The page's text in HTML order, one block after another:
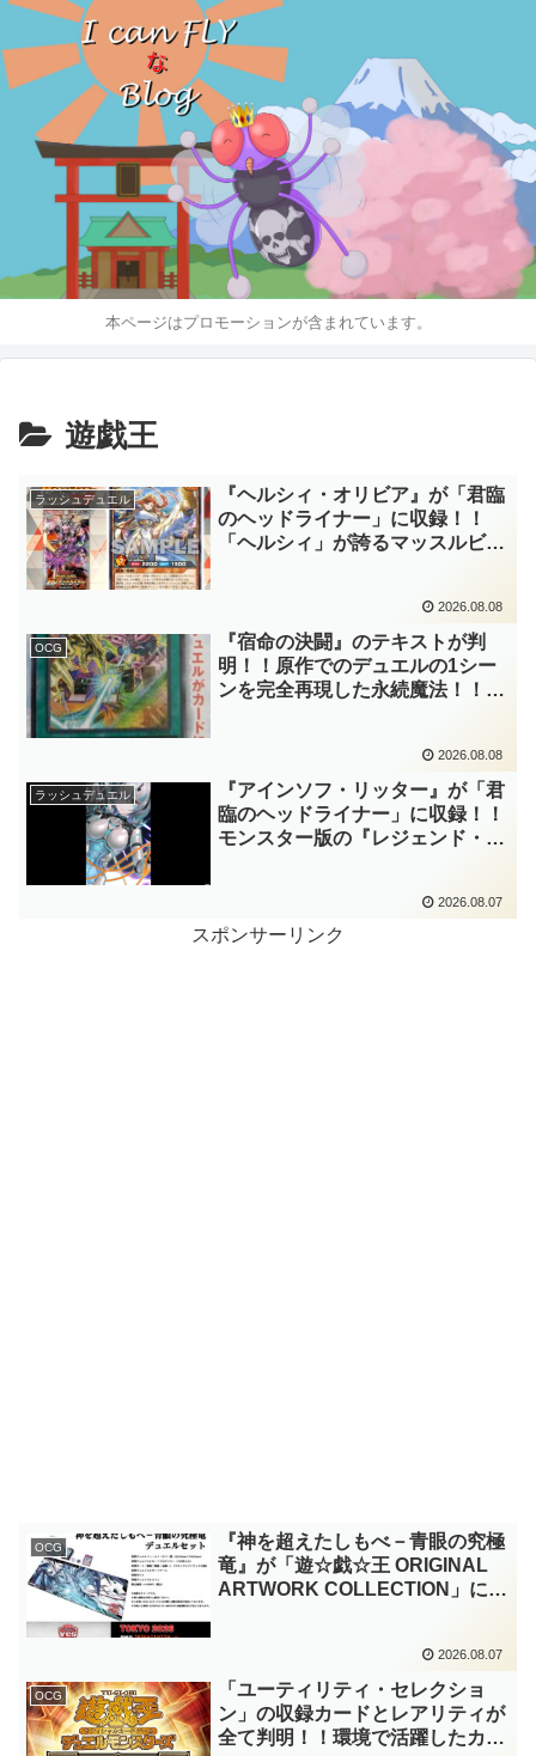
本ページはプロモーションが含まれています。
遊戯王
ラッシュデュエル
『ヘルシィ・オリビア』が「君臨
のヘッドライナー」に収録！！
「ヘルシィ」が誇るマッスルビュ
をサルベージできるサポーターで
したか～。【遊戯王ラッシュデュ
エル】
2026.08.08
OCG
『宿命の決闘』のテキストが判
明！！原作でのデュエルの1シー
ンを完全再現した永続魔法！！発
ね～。「Ｖジャンプ(2026年10月
号)」付属カード。【遊戯王
OCG】
2026.08.08
ラッシュデュエル
『アインソフ・リッター』が「君
臨のヘッドライナー」に収録！！
モンスター版の『レジェンド・ス
ら、「救惺」との相性も抜群に良
いですね～。【遊戯王ラッシュデ
2026.08.07
スポンサーリンク
OCG
『神を超えたしもべ－青眼の究極
竜』が「遊☆戯☆王 ORIGINAL
ARTWORK COLLECTION」に収
強！』な「ブルーアイズ」が登場
です！！【遊戯王OCG】
2026.08.07
OCG
「ユーティリティ・セレクショ
ン」の収録カードとレアリティが
全て判明！！環境で活躍したカー